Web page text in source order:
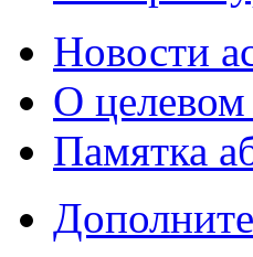
Новости
О
Памятка